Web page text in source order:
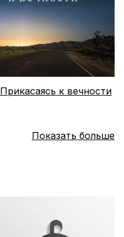
Прикасаясь к вечности
Показать больше